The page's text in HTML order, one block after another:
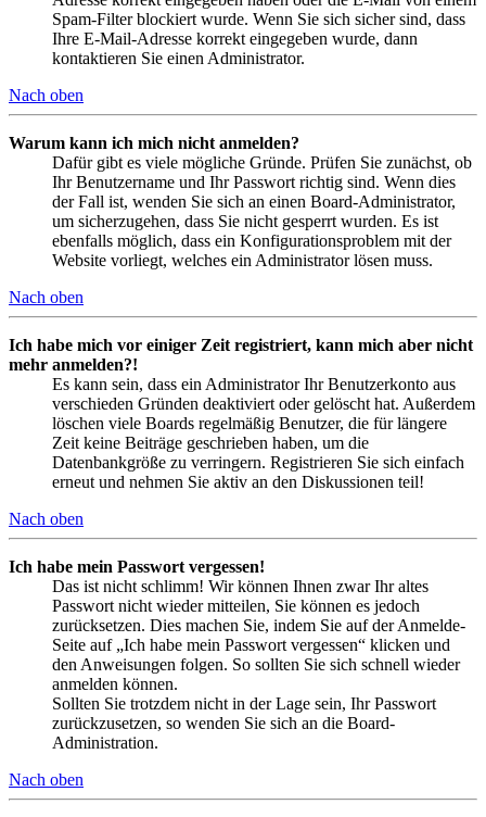
Spam-Filter blockiert wurde. Wenn Sie sich sicher sind, dass
Ihre E-Mail-Adresse korrekt eingegeben wurde, dann
kontaktieren Sie einen Administrator.
Nach oben
Warum kann ich mich nicht anmelden?
Dafür gibt es viele mögliche Gründe. Prüfen Sie zunächst, ob
Ihr Benutzername und Ihr Passwort richtig sind. Wenn dies
der Fall ist, wenden Sie sich an einen Board-Administrator,
um sicherzugehen, dass Sie nicht gesperrt wurden. Es ist
ebenfalls möglich, dass ein Konfigurationsproblem mit der
Website vorliegt, welches ein Administrator lösen muss.
Nach oben
Ich habe mich vor einiger Zeit registriert, kann mich aber nicht
mehr anmelden?!
Es kann sein, dass ein Administrator Ihr Benutzerkonto aus
verschieden Gründen deaktiviert oder gelöscht hat. Außerdem
löschen viele Boards regelmäßig Benutzer, die für längere
Zeit keine Beiträge geschrieben haben, um die
Datenbankgröße zu verringern. Registrieren Sie sich einfach
erneut und nehmen Sie aktiv an den Diskussionen teil!
Nach oben
Ich habe mein Passwort vergessen!
Das ist nicht schlimm! Wir können Ihnen zwar Ihr altes
Passwort nicht wieder mitteilen, Sie können es jedoch
zurücksetzen. Dies machen Sie, indem Sie auf der Anmelde-
Seite auf „Ich habe mein Passwort vergessen“ klicken und
den Anweisungen folgen. So sollten Sie sich schnell wieder
anmelden können.
Sollten Sie trotzdem nicht in der Lage sein, Ihr Passwort
zurückzusetzen, so wenden Sie sich an die Board-
Administration.
Nach oben